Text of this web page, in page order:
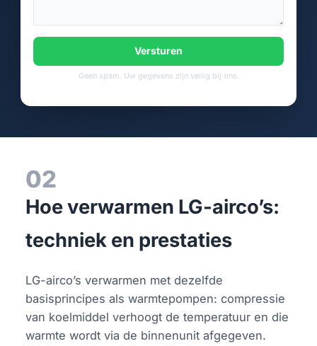
Versturen
Geen spam. Uw gegevens zijn veilig bij ons.
02
Hoe verwarmen LG-airco’s:
techniek en prestaties
LG-airco’s verwarmen met dezelfde
basisprincipes als warmtepompen: compressie
van koelmiddel verhoogt de temperatuur en die
warmte wordt via de binnenunit afgegeven.